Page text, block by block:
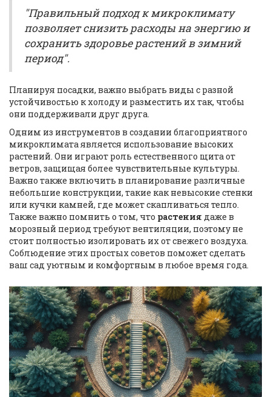
"Правильный подход к микроклимату
позволяет снизить расходы на энергию и
сохранить здоровье растений в зимний
период".
Планируя посадки, важно выбрать виды с разной
устойчивостью к холоду и разместить их так, чтобы
они поддерживали друг друга.
Одним из инструментов в создании благоприятного
микроклимата является использование высоких
растений. Они играют роль естественного щита от
ветров, защищая более чувствительные культуры.
Важно также включить в планирование различные
небольшие конструкции, такие как невысокие стенки
или кучки камней, где может скапливаться тепло.
Также важно помнить о том, что растения даже в
морозный период требуют вентиляции, поэтому не
стоит полностью изолировать их от свежего воздуха.
Соблюдение этих простых советов поможет сделать
ваш сад уютным и комфортным в любое время года.